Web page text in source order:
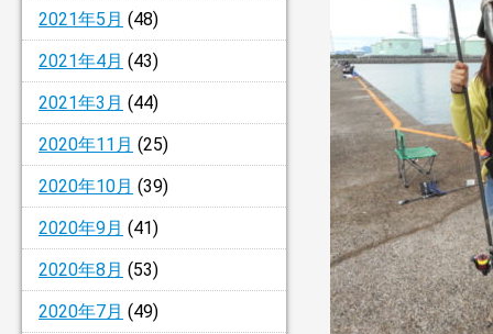
2021年5月 (48)
2021年4月 (43)
2021年3月 (44)
2020年11月 (25)
2020年10月 (39)
2020年9月 (41)
2020年8月 (53)
2020年7月 (49)